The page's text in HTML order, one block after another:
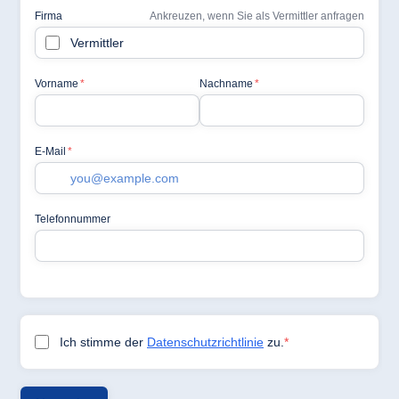
Jolie Ville Resort
& Casino Sharm
El Sheikh
Albanien
Hotel Plaza
Tirana
Bay
Bulgarien
Blue Albena